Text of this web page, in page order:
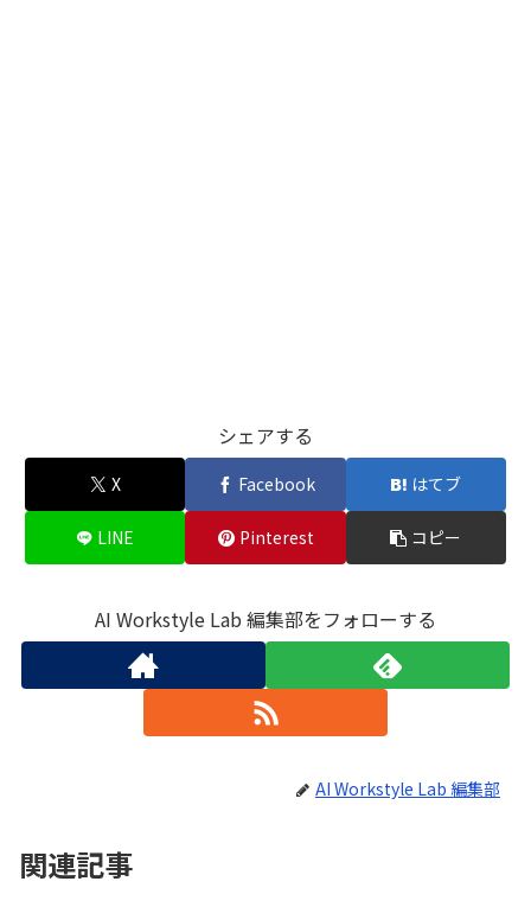
シェアする
X Facebook はてブ
LINE Pinterest コピー
AI Workstyle Lab 編集部をフォローする
AI Workstyle Lab 編集部
関連記事